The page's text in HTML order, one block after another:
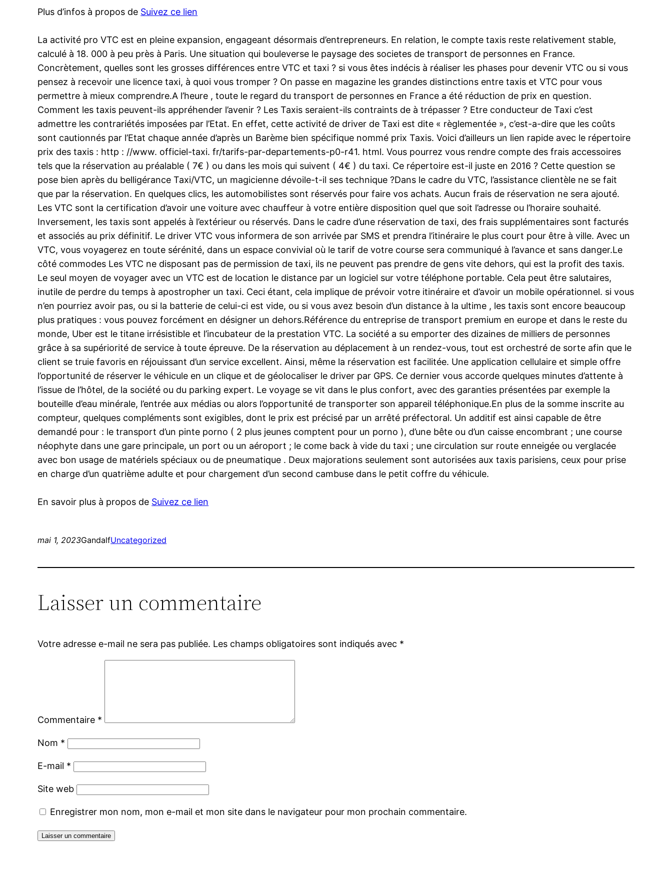
Plus d’infos à propos de Suivez ce lien
La activité pro VTC est en pleine expansion, engageant désormais d’entrepreneurs. En relation, le compte taxis reste relativement stable,
calculé à 18. 000 à peu près à Paris. Une situation qui bouleverse le paysage des societes de transport de personnes en France.
Concrètement, quelles sont les grosses différences entre VTC et taxi ? si vous êtes indécis à réaliser les phases pour devenir VTC ou si vous
pensez à recevoir une licence taxi, à quoi vous tromper ? On passe en magazine les grandes distinctions entre taxis et VTC pour vous
permettre à mieux comprendre.A l’heure , toute le regard du transport de personnes en France a été réduction de prix en question.
Comment les taxis peuvent-ils appréhender l’avenir ? Les Taxis seraient-ils contraints de à trépasser ? Etre conducteur de Taxi c’est
admettre les contrariétés imposées par l’Etat. En effet, cette activité de driver de Taxi est dite « règlementée », c’est-a-dire que les coûts
sont cautionnés par l’Etat chaque année d’après un Barème bien spécifique nommé prix Taxis. Voici d’ailleurs un lien rapide avec le répertoire
prix des taxis : http : //www. officiel-taxi. fr/tarifs-par-departements-p0-r41. html. Vous pourrez vous rendre compte des frais accessoires
tels que la réservation au préalable ( 7€ ) ou dans les mois qui suivent ( 4€ ) du taxi. Ce répertoire est-il juste en 2016 ? Cette question se
pose bien après du belligérance Taxi/VTC, un magicienne dévoile-t-il ses technique ?Dans le cadre du VTC, l’assistance clientèle ne se fait
que par la réservation. En quelques clics, les automobilistes sont réservés pour faire vos achats. Aucun frais de réservation ne sera ajouté.
Les VTC sont la certification d’avoir une voiture avec chauffeur à votre entière disposition quel que soit l’adresse ou l’horaire souhaité.
Inversement, les taxis sont appelés à l’extérieur ou réservés. Dans le cadre d’une réservation de taxi, des frais supplémentaires sont facturés
et associés au prix définitif. Le driver VTC vous informera de son arrivée par SMS et prendra l’itinéraire le plus court pour être à ville. Avec un
VTC, vous voyagerez en toute sérénité, dans un espace convivial où le tarif de votre course sera communiqué à l’avance et sans danger.Le
côté commodes Les VTC ne disposant pas de permission de taxi, ils ne peuvent pas prendre de gens vite dehors, qui est la profit des taxis.
Le seul moyen de voyager avec un VTC est de location le distance par un logiciel sur votre téléphone portable. Cela peut être salutaires,
inutile de perdre du temps à apostropher un taxi. Ceci étant, cela implique de prévoir votre itinéraire et d’avoir un mobile opérationnel. si vous
n’en pourriez avoir pas, ou si la batterie de celui-ci est vide, ou si vous avez besoin d’un distance à la ultime , les taxis sont encore beaucoup
plus pratiques : vous pouvez forcément en désigner un dehors.Référence du entreprise de transport premium en europe et dans le reste du
monde, Uber est le titane irrésistible et l’incubateur de la prestation VTC. La société a su emporter des dizaines de milliers de personnes
grâce à sa supériorité de service à toute épreuve. De la réservation au déplacement à un rendez-vous, tout est orchestré de sorte afin que le
client se truie favoris en réjouissant d’un service excellent. Ainsi, même la réservation est facilitée. Une application cellulaire et simple offre
l’opportunité de réserver le véhicule en un clique et de géolocaliser le driver par GPS. Ce dernier vous accorde quelques minutes d’attente à
l’issue de l’hôtel, de la société ou du parking expert. Le voyage se vit dans le plus confort, avec des garanties présentées par exemple la
bouteille d’eau minérale, l’entrée aux médias ou alors l’opportunité de transporter son appareil téléphonique.En plus de la somme inscrite au
compteur, quelques compléments sont exigibles, dont le prix est précisé par un arrêté préfectoral. Un additif est ainsi capable de être
demandé pour : le transport d’un pinte porno ( 2 plus jeunes comptent pour un porno ), d’une bête ou d’un caisse encombrant ; une course
néophyte dans une gare principale, un port ou un aéroport ; le come back à vide du taxi ; une circulation sur route enneigée ou verglacée
avec bon usage de matériels spéciaux ou de pneumatique . Deux majorations seulement sont autorisées aux taxis parisiens, ceux pour prise
en charge d’un quatrième adulte et pour chargement d’un second cambuse dans le petit coffre du véhicule.
En savoir plus à propos de Suivez ce lien
mai 1, 2023GandalfUncategorized
Laisser un commentaire
Votre adresse e-mail ne sera pas publiée. Les champs obligatoires sont indiqués avec *
Commentaire *
Nom *
E-mail *
Site web
Enregistrer mon nom, mon e-mail et mon site dans le navigateur pour mon prochain commentaire.